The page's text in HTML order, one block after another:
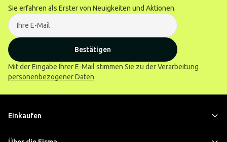
Sie erfahren als Erster von Neuigkeiten und Aktionen.
Bestätigen
Mit der Eingabe Ihrer E-Mail stimmen Sie zu der Verarbeitung
personenbezogener Daten
Einkaufen